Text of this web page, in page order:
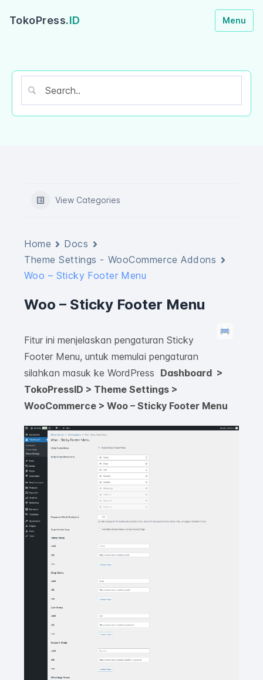
View Categories
Home
Docs
Theme Settings - WooCommerce Addons
Woo – Sticky Footer Menu
Woo – Sticky Footer Menu
Fitur ini menjelaskan pengaturan Sticky
Footer Menu, untuk memulai pengaturan
silahkan masuk ke WordPress Dashboard >
TokoPressID > Theme Settings >
WooCommerce > Woo – Sticky Footer Menu
TokoPress.ID Menu